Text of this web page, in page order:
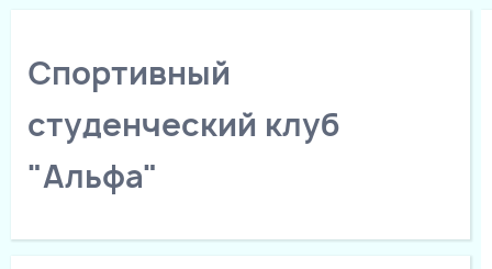
Спортивный
студенческий клуб
"Альфа"